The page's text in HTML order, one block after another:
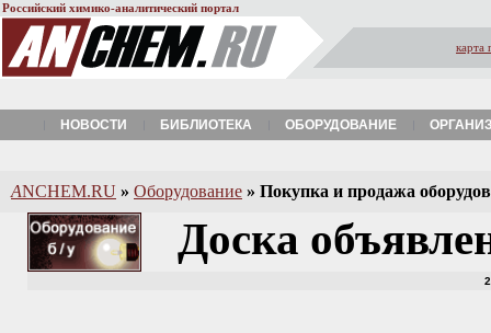
Российский химико-аналитический портал
карта
НОВОСТИ БИБЛИОТЕКА ОБОРУДОВАНИЕ
ANCHEM.RU » Оборудование » Покупка и продажа
Доска